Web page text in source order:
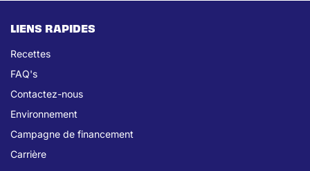
LIENS RAPIDES
Recettes
FAQ's
Contactez-nous
Environnement
Campagne de financement
Carrière